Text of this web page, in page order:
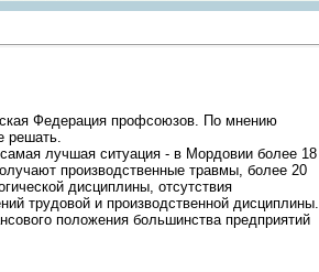
Федерация профсоюзов. По мнению
решать.
лучшая ситуация - в Мордовии более 18
производственные травмы, более 20
дисциплины, отсутствия
трудовой и производственной дисциплины.
положения большинства предприятий